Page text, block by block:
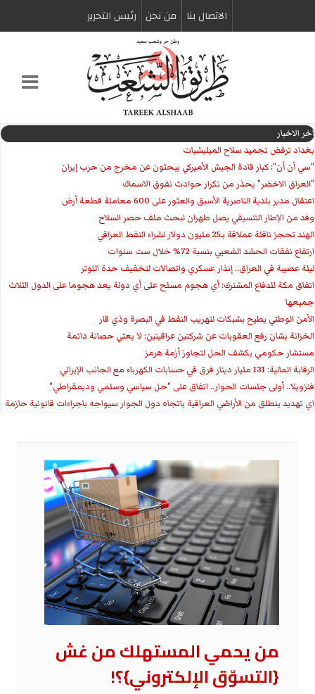
الاتصال بنا من نحن رئیس التحریر
اخر الاخبار
بغداد ترفض تجميد سلاح الميليشيات
"سي أن أن": كبار قادة الجيش الأميركي يبحثون عن مخرج من حرب إيران
"العراق الاخضر" يحذر من تكرار حوادث نفوق الاسماك
اعتقال مدير بلدية الناصرية الأسبق والعثور على 600 معاملة قطعة أرض
وفد من الإطار التنسيقي يصل طهران لبحث ملف حصر السلاح
الهند تحجز ناقلة عملاقة بـ25 مليون دولار لشراء النفط العراقي
ارتفاع نفقات الحشد الشعبي بنسبة 72% خلال ست سنوات
ليلة عصيبة في العراق.. إنذار عسكري واتصالات لتخفيف حدة التوتر
‏اتفاق مكة للدفاع المشترك: أي هجوم مسلح على أي دولة يعد هجوما على الدول الثلاث
جميعها
الأمن الوطني يطيح بشبكات لتهريب النفط في البصرة وذي قار
الخزانة بشان رفع العقوبات عن شركتين عراقيتين: لا يعني حصانة دائمة
مستشار حكومي يكشف الحل لتجاوز أزمة هرمز
الرقابة المالية: 131 مليار دينار فرق في حسابات الكهرباء مع الجانب الإيراني
فنزويلا.. أولى جلسات الحوار.. اتفاق على "حل سياسي وسلمي وديمقراطي"
اي تهديد ينطلق من الأراضي العراقية باتجاه دول الجوار سيواجه باجراءات قانونية حازمة
من يحمي المستهلك من غش
{التسوّق الإلكتروني}؟!